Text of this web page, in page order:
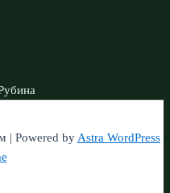
| Powered byAstra WordPress